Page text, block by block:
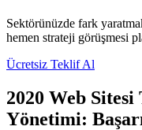
Sektörünüzde fark
hemen strateji görüşmesi
Ücretsiz Teklif Al
2020 Web Sitesi
Yönetimi: